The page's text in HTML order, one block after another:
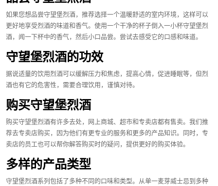
如果您想品尝守望堡烈酒，推荐选择一个温暖舒适的室内环境，这样可以
更好地享受烈酒的味道和香气。使用一个干净的杯子倒入一小杯守望堡烈
酒，闻一下杯中的香气，然后小口品尝。尝试去感受它的口感和味道。
守望堡烈酒的功效
据说适量的饮用烈酒可以缓解压力和焦虑，提高心情，促进睡眠等，但烈
酒也有它的危害性，需要合理饮用，谨慎对待。
购买守望堡烈酒
购买守望堡烈酒有许多去处，网上商城、超市和专卖店都有售卖。我们推
荐去专卖店购买，因为他们有更专业的服务和更多的产品知识。同时，专
卖店的员工也可以帮你解答购买时的疑问，提供更好的购买体验。
多样的产品类型
守望堡烈酒系列包括了多种不同的口味和类型。从单一麦芽威士忌到多种